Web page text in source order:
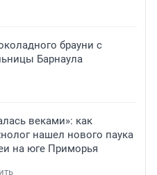
брауни с
Барнаула
веками»: как
нашел нового паука
на юге Приморья